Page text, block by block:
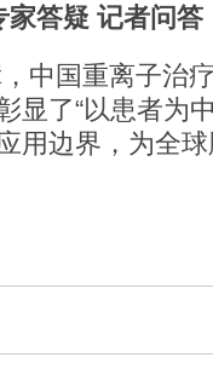
家答疑 记者问答
中国重离子治
显了“以患者为
用边界，为全